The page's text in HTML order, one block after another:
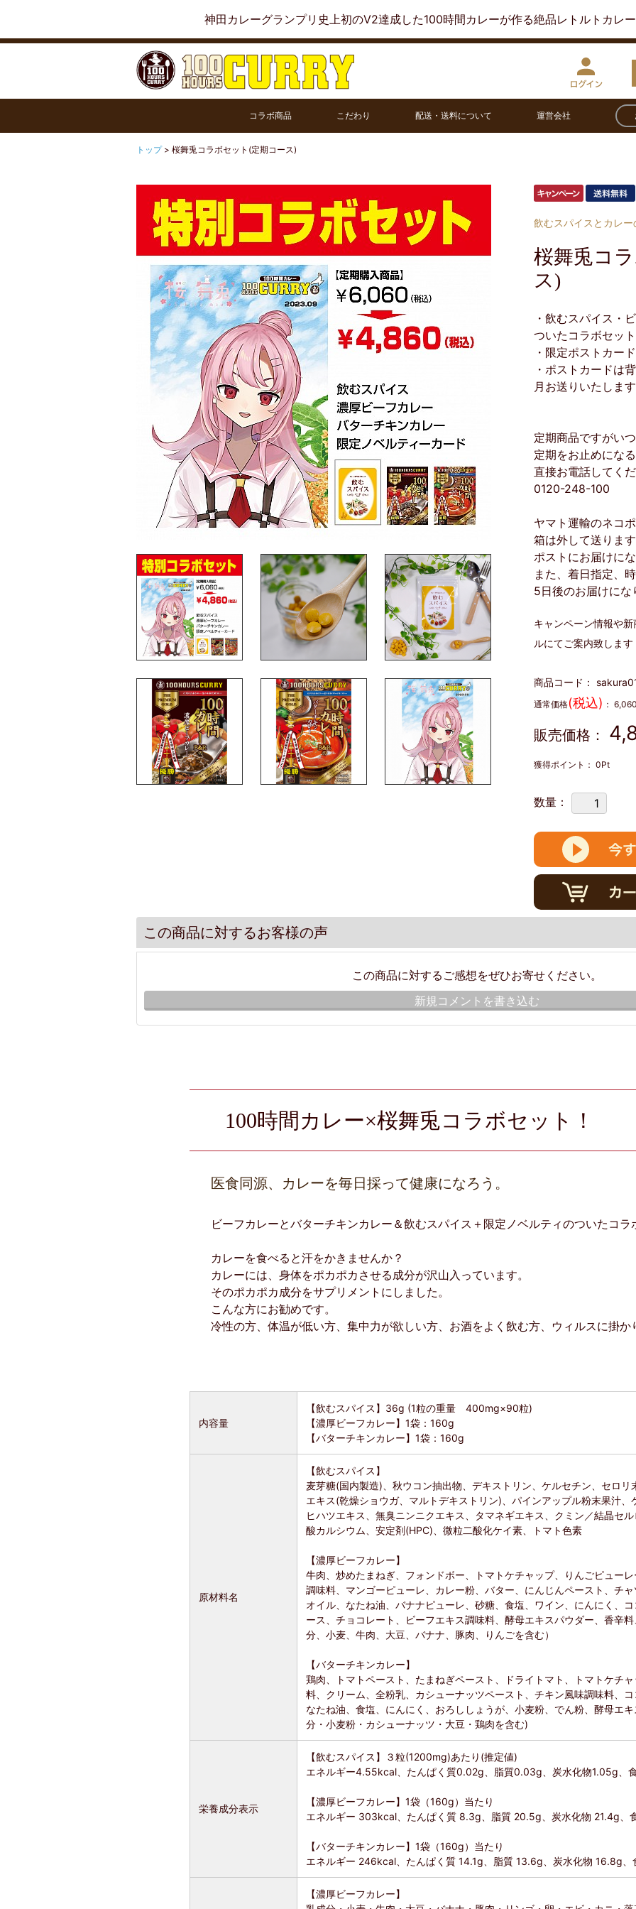
神田カレーグランプリ史上初のV2達成した100時間カレーが作る絶品レトルトカレ
コラボ商品 こだわり 配送・送料について 運営会社
トップ > 桜舞兎コラボセット(定期コース)
飲むスパイスとカレー
桜舞兎コ
ス)
・飲むスパイス・
ついたコラボセッ
・限定ポストカー
・ポストカードは
月お送りいたしま
定期商品ですがい
定期をお止めにな
直接お電話してくだ
0120-248-100
ヤマト運輸のネコ
箱は外して送りま
ポストにお届けに
また、着日指定、
5日後のお届けにな
キャンペーン情報や
ルにてご案内致します
商品コード：
通常価格(税込) ： 6,060
販売価格：
獲得ポイント： 0Pt
数量：
この商品に対するお客様の声
この商品に対するご感想をぜひお寄せください。
新規コメントを書き込む
100時間カレー×桜舞兎コラボセット！
医食同源、カレーを毎日採って健康になろう。
ビーフカレーとバターチキンカレー＆飲むスパイス＋限定ノベルティのついたコラ
カレーを食べると汗をかきませんか？
カレーには、身体をポカポカさせる成分が沢山入っています。
そのポカポカ成分をサプリメントにしました。
こんな方にお勧めです。
冷性の方、体温が低い方、集中力が欲しい方、お酒をよく飲む方、ウィルスに掛か
内容量
【飲むスパイス】36g (1粒の重量 400mg×90粒)
【濃厚ビーフカレー】1袋：160g
【バターチキンカレー】1袋：160g
原材料名
【飲むスパイス】
麦芽糖(国内製造)、秋ウコン抽出物、デキストリン、ケルセチン、セロリ
エキス(乾燥ショウガ、マルトデキストリン)、パインアップル粉末果汁、
ヒハツエキス、無臭ニンニクエキス、タマネギエキス、クミン／結晶セ
酸カルシウム、安定剤(HPC)、微粒二酸化ケイ素、トマト色素
【濃厚ビーフカレー】
牛肉、炒めたまねぎ、フォンドボー、トマトケチャップ、りんごピュー
調味料、マンゴーピューレ、カレー粉、バター、にんじんペースト、チ
オイル、なたね油、バナナピューレ、砂糖、食塩、ワイン、にんにく、
ース、チョコレート、ビーフエキス調味料、酵母エキスパウダー、香辛
分、小麦、牛肉、大豆、バナナ、豚肉、りんごを含む）
【バターチキンカレー】
鶏肉、トマトペースト、たまねぎペースト、ドライトマト、トマトケチ
料、クリーム、全粉乳、カシューナッツペースト、チキン風味調味料、コ
なたね油、食塩、にんにく、おろししょうが、小麦粉、でん粉、酵母エ
分・小麦粉・カシューナッツ・大豆・鶏肉を含む)
栄養成分表示
【飲むスパイス】３粒(1200mg)あたり(推定値)
エネルギー4.55kcal、たんぱく質0.02g、脂質0.03g、炭水化物1.05g、
【濃厚ビーフカレー】1袋（160g）当たり
エネルギー 303kcal、たんぱく質 8.3g、脂質 20.5g、炭水化物 21.4g、
【バターチキンカレー】1袋（160g）当たり
エネルギー 246kcal、たんぱく質 14.1g、脂質 13.6g、炭水化物 16.8g、
【濃厚ビーフカレー】